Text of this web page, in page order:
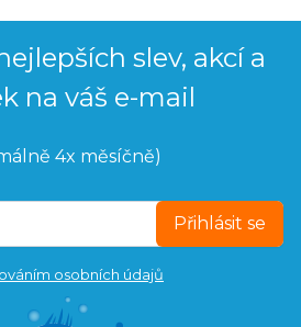
slev, akcí a
na váš e-mail
4x měsíčně)
Přihlásit se
osobních údajů